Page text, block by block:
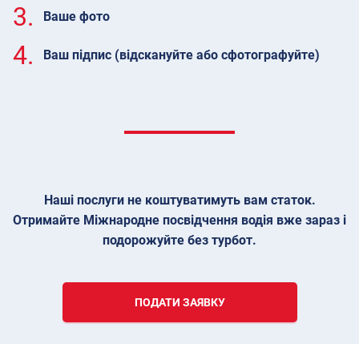
3. Ваше фото
4. Ваш підпис (відскануйте або сфотографуйте)
Наші послуги не коштуватимуть вам статок.
Отримайте Міжнародне посвідчення водія вже зараз і
подорожуйте без турбот.
ПОДАТИ ЗАЯВКУ